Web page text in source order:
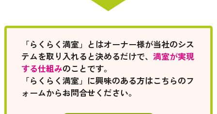
「らくらく満室」とはオーナー様が当社のシス
テムを取り入れると決めるだけで、 満室が実現
する仕組みのことです。
「らくらく満室」に興味のある方はこちらのフ
ォームからお問合せください。